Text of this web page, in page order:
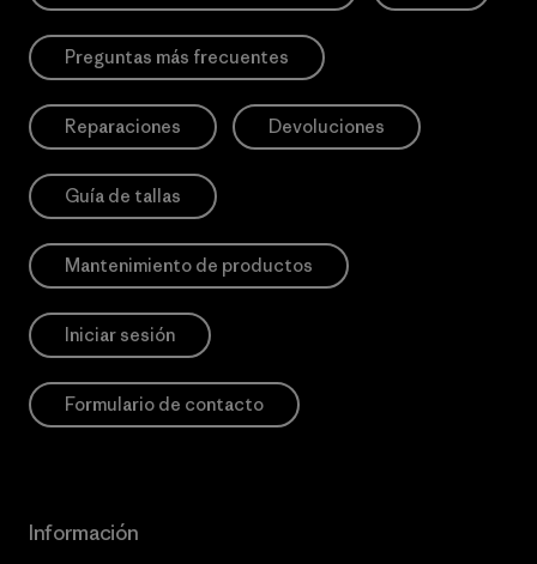
Preguntas más frecuentes
Reparaciones Devoluciones
Guía de tallas
Mantenimiento de productos
Iniciar sesión
Formulario de contacto
Información